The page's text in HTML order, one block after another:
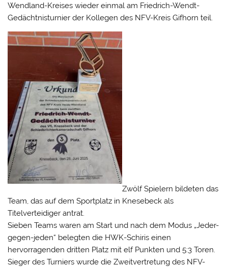
Wendland-Kreises wieder einmal am Friedrich-Wendt-
Gedächtnisturnier der Kollegen des NFV-Kreis Gifhorn teil.
Zwölf Spielern bildeten das
Team, das auf dem Sportplatz in Knesebeck als
Titelverteidiger antrat.
Sieben Teams waren am Start und nach dem Modus „Jeder-
gegen-jeden“ belegten die HWK-Schiris einen
hervorragenden dritten Platz mit elf Punkten und 5:3 Toren.
Sieger des Turniers wurde die Zweitvertretung des NFV-